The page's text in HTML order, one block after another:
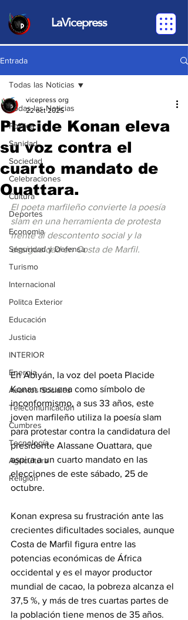
LaVicepress
Entrada
Todas las Noticias
Política
Sanidad
Sociedad
Celebraciones
Cultura
Deportes
Economia
Seguridad y Defensa
Turismo
Internacional
Politca Exterior
Educación
Justicia
INTERIOR
Energia
Asuntos Sociales
Telecomunicación
Cumbres
Tecnología
Agricultura
Religión
Todas las Noticias
Placide Konan eleva
su voz contra el
cuarto mandato de
Ouattara.
vicepress org
22 oct 2025
El poeta marfileño convierte la poesía
slam en una herramienta de protesta
frente al descontento social y la
desigualdad en Costa de Marfil.
En Abiyán, la voz del poeta Placide
Konan resuena como símbolo de
inconformismo, a sus 33 años, este
joven marfileño utiliza la poesía slam
para protestar contra la candidatura del
presidente Alassane Ouattara, que
aspira a un cuarto mandato en las
elecciones de este sábado, 25 de
octubre.
Konan expresa su frustración ante las
crecientes dificultades sociales, aunque
Costa de Marfil figura entre las
potencias económicas de África
occidental y es el mayor productor
mundial de cacao, la pobreza alcanza el
37,5 %, y más de tres cuartas partes de
la población tiene menos de 35 años.